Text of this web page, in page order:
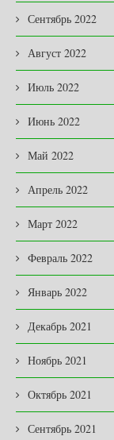
Сентябрь 2022
Август 2022
Июль 2022
Июнь 2022
Май 2022
Апрель 2022
Март 2022
Февраль 2022
Январь 2022
Декабрь 2021
Ноябрь 2021
Октябрь 2021
Сентябрь 2021